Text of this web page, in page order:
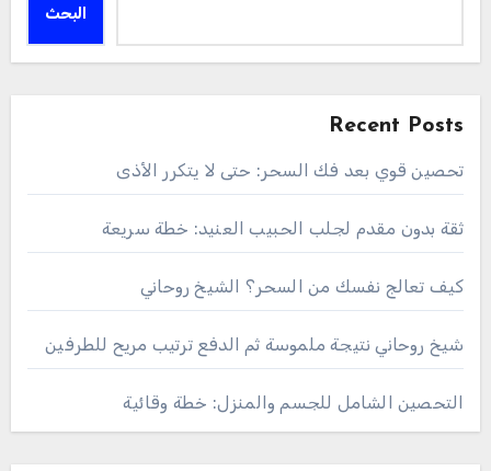
البحث
Recent Posts
تحصين قوي بعد فك السحر: حتى لا يتكرر الأذى
ثقة بدون مقدم لجلب الحبيب العنيد: خطة سريعة
كيف تعالج نفسك من السحر؟ الشيخ روحاني
شيخ روحاني نتيجة ملموسة ثم الدفع ترتيب مريح للطرفين
التحصين الشامل للجسم والمنزل: خطة وقائية